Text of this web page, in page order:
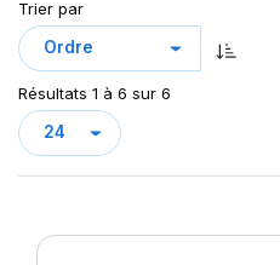
Trier par
Résultats 1 à 6 sur 6